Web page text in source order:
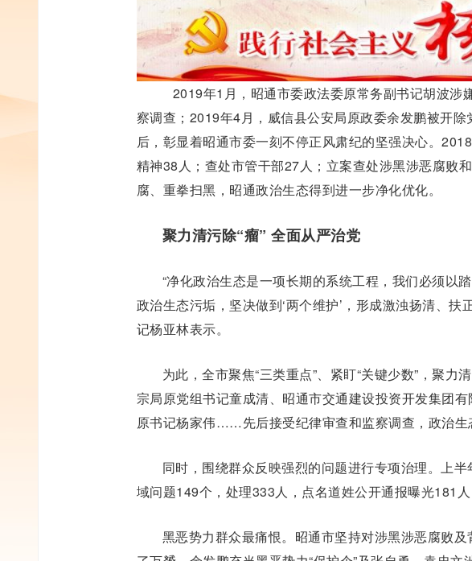
2019年1月，昭通市委政法委原常务副书记胡波涉
察调查；2019年4月，威信县公安局原政委余发鹏被开
后，彰显着昭通市委一刻不停正风肃纪的坚强决心。
精神38人；查处市管干部27人；立案查处涉黑涉恶腐败
腐、重拳扫黑，昭通政治生态得到进一步净化优化。
聚力清污除“瘤” 全面从严治党
“净化政治生态是一项长期的系统工程，我们必须以
政治生态污垢，坚决做到‘两个维护’，形成激浊扬清、扶
记杨亚林表示。
为此，全市聚焦“三类重点”、紧盯“关键少数”，聚力
宗局原党组书记童成清、昭通市交通建设投资开发集团
原书记杨家伟……先后接受纪律审查和监察调查，政治生
同时，围绕群众反映强烈的问题进行专项治理。上
域问题149个，处理333人，点名道姓公开通报曝光181人
黑恶势力群众最痛恨。昭通市坚持对涉黑涉恶腐败及